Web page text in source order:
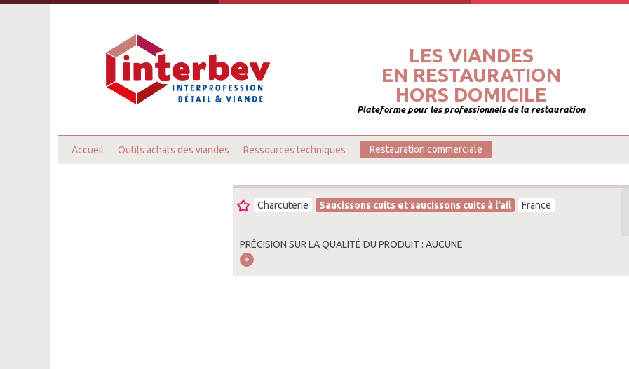
LES VIANDES
EN RESTAURATION
HORS DOMICILE
Plateforme pour les professionnels de la restauration
Accueil Outils achats des viandes Ressources techniques Restauration commerciale
Charcuterie Saucissons cuits et saucissons cuits à l’ail France
PRÉCISION SUR LA QUALITÉ DU PRODUIT : AUCUNE